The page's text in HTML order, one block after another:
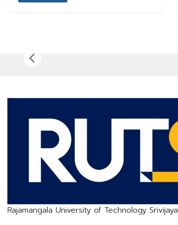
Rajamangala University of Technology Srivijaya